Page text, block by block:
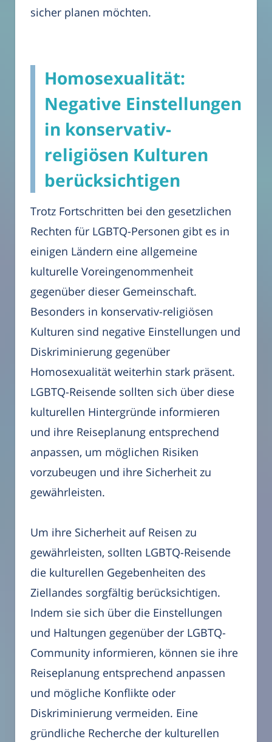
sicher planen möchten.
Homosexualität:
Negative Einstellungen
in konservativ-
religiösen Kulturen
berücksichtigen
Trotz Fortschritten bei den gesetzlichen
Rechten für LGBTQ-Personen gibt es in
einigen Ländern eine allgemeine
kulturelle Voreingenommenheit
gegenüber dieser Gemeinschaft.
Besonders in konservativ-religiösen
Kulturen sind negative Einstellungen und
Diskriminierung gegenüber
Homosexualität weiterhin stark präsent.
LGBTQ-Reisende sollten sich über diese
kulturellen Hintergründe informieren
und ihre Reiseplanung entsprechend
anpassen, um möglichen Risiken
vorzubeugen und ihre Sicherheit zu
gewährleisten.
Um ihre Sicherheit auf Reisen zu
gewährleisten, sollten LGBTQ-Reisende
die kulturellen Gegebenheiten des
Ziellandes sorgfältig berücksichtigen.
Indem sie sich über die Einstellungen
und Haltungen gegenüber der LGBTQ-
Community informieren, können sie ihre
Reiseplanung entsprechend anpassen
und mögliche Konflikte oder
Diskriminierung vermeiden. Eine
gründliche Recherche der kulturellen